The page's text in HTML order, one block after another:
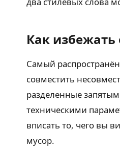
Как
Самый
совместить
разделенные
техническими
вписать то, чего вы
мусор.